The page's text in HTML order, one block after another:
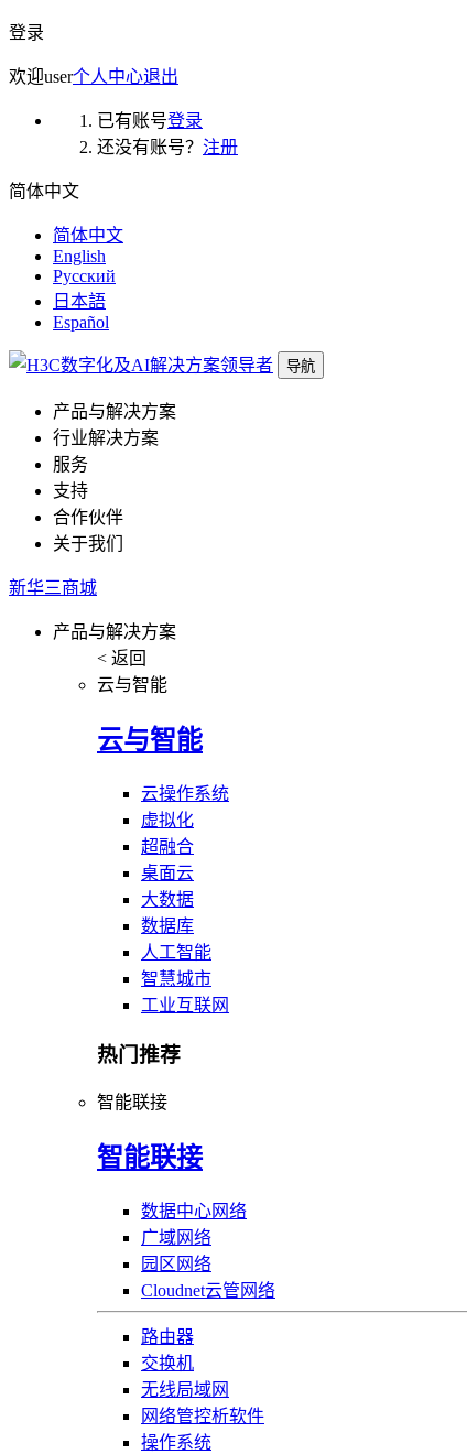
登录
欢迎user个人中心退出
已有账号登录
还没有账号？ 注册
简体中文
简体中文
English
Русский
日本語
Español
导航
产品与解决方案
行业解决方案
服务
支持
合作伙伴
关于我们
新华三商城
产品与解决方案
< 返回
云与智能
云与智能
云操作系统
虚拟化
超融合
桌面云
大数据
数据库
人工智能
智慧城市
工业互联网
热门推荐
智能联接
智能联接
数据中心网络
广域网络
园区网络
Cloudnet云管网络
路由器
交换机
无线局域网
网络管控析软件
操作系统